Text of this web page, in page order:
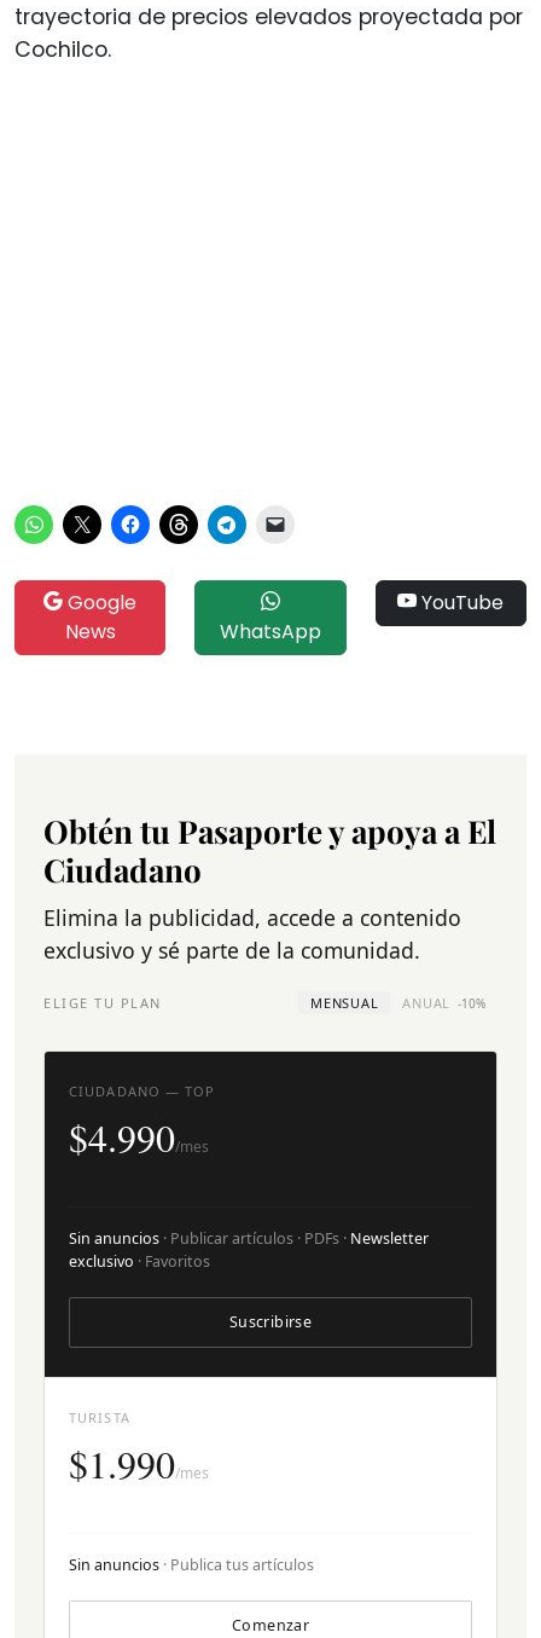
trayectoria de precios elevados proyectada por
Cochilco.
Google
News
WhatsApp
YouTube
Obtén tu Pasaporte y apoya a El
Ciudadano
Elimina la publicidad, accede a contenido
exclusivo y sé parte de la comunidad.
ELIGE TU PLAN MENSUAL ANUAL -10%
TURISTA
$1.990/mes
Sin anuncios · Publica tus artículos
Comenzar
CIUDADANO — TOP
$4.990/mes
Sin anuncios · Publicar artículos · PDFs · Newsletter
exclusivo · Favoritos
Suscribirse